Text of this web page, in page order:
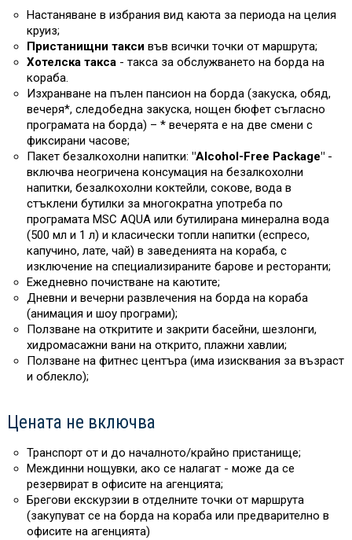
Настаняване в избрания вид каюта за периода на целия
круиз;
Пристанищни такси във всички точки от маршрута;
Хотелска такса - такса за обслужването на борда на
кораба.
Изхранване на пълен пансион на борда (закуска, обяд,
вечеря*, следобедна закуска, нощен бюфет съгласно
програмата на борда) – * вечерята е на две смени с
фиксирани часове;
Пакет безалкохолни напитки: "Alcohol-Free Package"-
включва неогричена консумация на безалкохолни
напитки, безалкохолни коктейли, сокове, вода в
стъклени бутилки за многократна употреба по
програмата MSC AQUA или бутилирана минерална вода
(500 мл и 1 л) и класически топли напитки (еспресо,
капучино, лате, чай) в заведенията на кораба, с
изключение на специализираните барове и ресторанти;
Ежедневно почистване на каютите;
Дневни и вечерни развлечения на борда на кораба
(анимация и шоу програми);
Ползване на откритите и закрити басейни, шезлонги,
хидромасажни вани на открито, плажни хавлии;
Ползване на фитнес центъра (има изисквания за възраст
и облекло);
Цената не включва
Транспорт от и до началното/крайно пристанище;
Междинни нощувки, ако се налагат - може да се
резервират в офисите на агенцията;
Брегови екскурзии в отделните точки от маршрута
(закупуват се на борда на кораба или предварително в
офисите на агенцията)